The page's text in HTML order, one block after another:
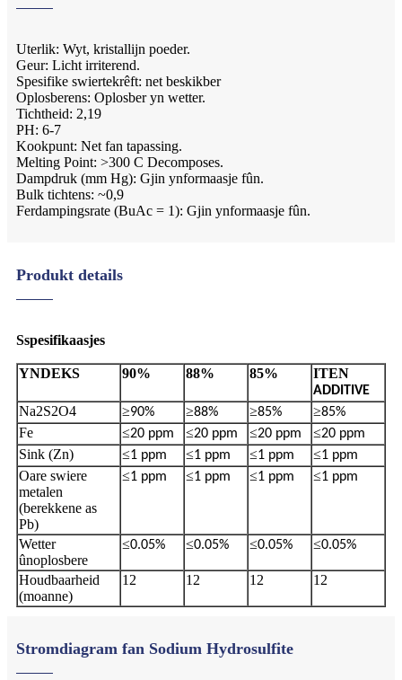
Uterlik: Wyt, kristallijn poeder.
Geur: Licht irriterend.
Spesifike swiertekrêft: net beskikber
Oplosberens: Oplosber yn wetter.
Tichtheid: 2,19
PH: 6-7
Kookpunt: Net fan tapassing.
Melting Point: >300 C Decomposes.
Dampdruk (mm Hg): Gjin ynformaasje fûn.
Bulk tichtens: ~0,9
Ferdampingsrate (BuAc = 1): Gjin ynformaasje fûn.
Produkt details
Sspesifikaasjes
YNDEKS 90% 88% 85% ITEN
ADDITIVE
Na2S2O4 ≥90% ≥88% ≥85% ≥85%
Fe ≤20 ppm ≤20 ppm ≤20 ppm ≤20 ppm
Sink (Zn) ≤1 ppm ≤1 ppm ≤1 ppm ≤1 ppm
Oare swiere
metalen
(berekkene as
Pb)
≤1 ppm ≤1 ppm ≤1 ppm ≤1 ppm
Wetter
ûnoplosbere
≤0.05% ≤0.05% ≤0.05% ≤0.05%
Houdbaarheid
(moanne)
12 12 12 12
Stromdiagram fan Sodium Hydrosulfite